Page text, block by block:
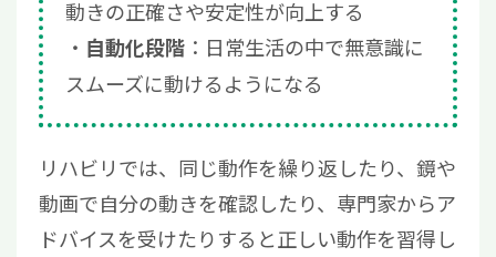
動きの正確さや安定性が向上する
自動化段階 ：日常生活の中で無意識に
スムーズに動けるようになる
リハビリでは、同じ動作を繰り返したり、鏡や
動画で自分の動きを確認したり、専門家からア
ドバイスを受けたりすると正しい動作を習得し